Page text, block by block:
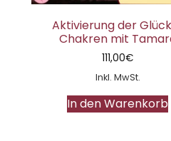
Aktivierung der
Chakren mit
111,00€
Inkl. MwSt.
In den Warenkorb